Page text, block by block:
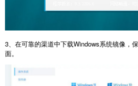
3、在可靠的渠道中下载Windows系统镜像，
面。